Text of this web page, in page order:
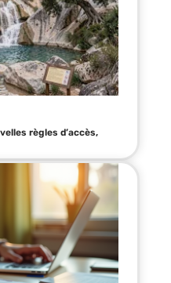
règles d’accès,